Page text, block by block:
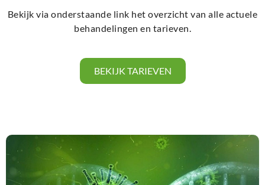
Bekijk via onderstaande link het overzicht van alle actuele
behandelingen en tarieven.
BEKIJK TARIEVEN